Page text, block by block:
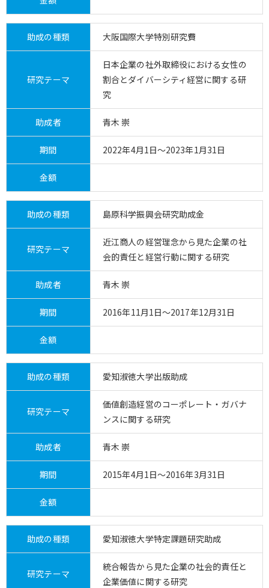
助成の種類 大阪国際大学特別研究費
研究テーマ
日本企業の社外取締役における女性の
割合とダイバーシティ経営に関する研
究
助成者 青木 崇
期間 2022年4月1日～2023年1月31日
金額
助成の種類 島原科学振興会研究助成金
研究テーマ
近江商人の経営理念から見た企業の社
会的責任と経営行動に関する研究
助成者 青木 崇
期間 2016年11月1日～2017年12月31日
金額
助成の種類 愛知淑徳大学出版助成
研究テーマ
価値創造経営のコーポレート・ガバナ
ンスに関する研究
助成者 青木 崇
期間 2015年4月1日～2016年3月31日
金額
助成の種類 愛知淑徳大学特定課題研究助成
研究テーマ
統合報告から見た企業の社会的責任と
企業価値に関する研究